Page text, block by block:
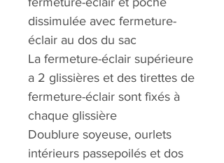
dissimulée avec fermeture-
éclair au dos du sac
La fermeture-éclair supérieure
a 2 glissières et des tirettes de
fermeture-éclair sont fixés à
chaque glissière
Doublure soyeuse, ourlets
intérieurs passepoilés et dos